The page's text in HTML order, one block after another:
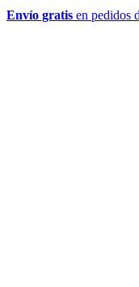
Envío gratis en pedidos